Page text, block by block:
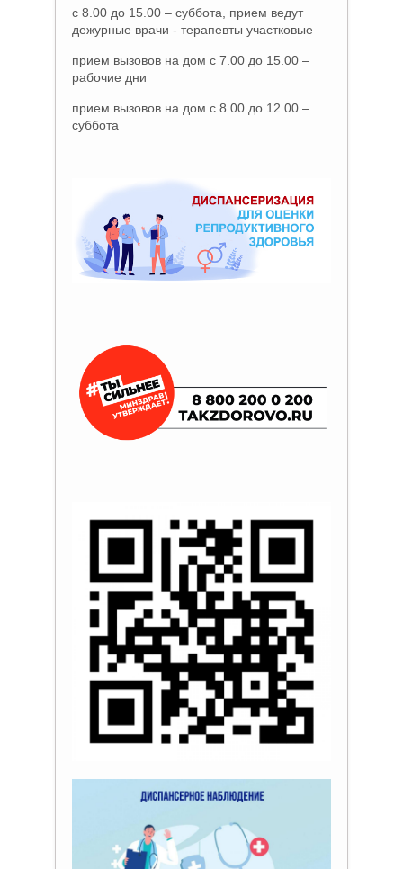
с 8.00 до 15.00 – суббота, прием ведут
дежурные врачи - терапевты участковые
прием вызовов на дом с 7.00 до 15.00 –
рабочие дни
прием вызовов на дом с 8.00 до 12.00 –
суббота